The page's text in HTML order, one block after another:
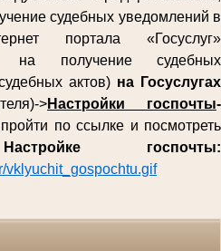
судебных уведомлений в
портала «Госуслуг»
на получение судебных
актов) на Госуслугах
>Настройки госпочты-
по ссылке и посмотреть
Настройке госпочты:
vklyuchit_gospochtu.gif